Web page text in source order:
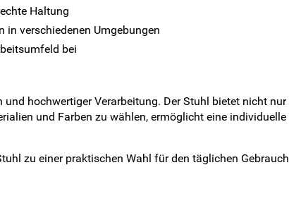
Haltung
verschiedenen Umgebungen
bei
hochwertiger Verarbeitung. Der Stuhl bietet nicht
und Farben zu wählen, ermöglicht eine
zu einer praktischen Wahl für den täglichen